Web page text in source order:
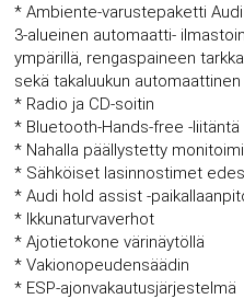
* Ambiente-varustepaketti
3-alueinen automaatti-
ympärillä, rengaspaineen
sekä takaluukun
* Radio ja CD-soitin
* Bluetooth-Hands-free -liitäntä
* Nahalla päällystetty
* Sähköiset lasinnostimet
* Audi hold assist -
* Ikkunaturvaverhot
* Ajotietokone värinäytöllä
* Vakionopeudensäädin
* ESP-ajonvakautusjärjestelmä